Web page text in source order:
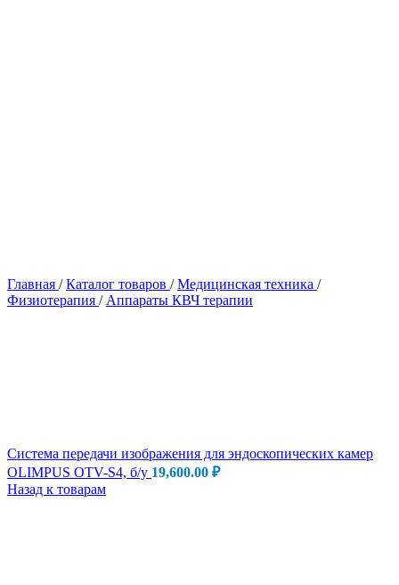
Главная / Каталог товаров / Медицинская техника /
Физиотерапия / Аппараты КВЧ терапии
Система передачи изображения для эндоскопических камер
OLIMPUS OTV-S4, б/у 19,600.00 ₽
Назад к товарам